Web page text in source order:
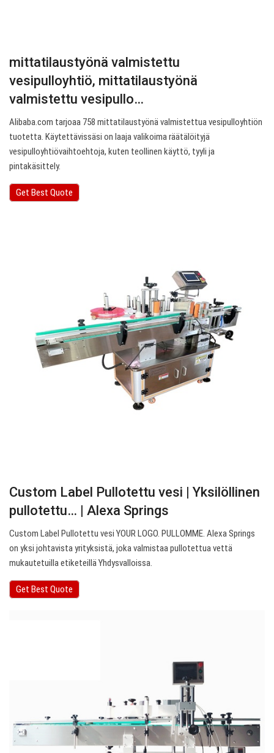
mittatilaustyönä valmistettu
vesipulloyhtiö, mittatilaustyönä
valmistettu vesipullo…
Alibaba.com tarjoaa 758 mittatilaustyönä valmistettua vesipulloyhtiön
tuotetta. Käytettävissäsi on laaja valikoima räätälöityjä
vesipulloyhtiövaihtoehtoja, kuten teollinen käyttö, tyyli ja
pintakäsittely.
Get Best Quote
Custom Label Pullotettu vesi | Yksilöllinen
pullotettu… | Alexa Springs
Custom Label Pullotettu vesi YOUR LOGO. PULLOMME. Alexa Springs
on yksi johtavista yrityksistä, joka valmistaa pullotettua vettä
mukautetuilla etiketeillä Yhdysvalloissa.
Get Best Quote